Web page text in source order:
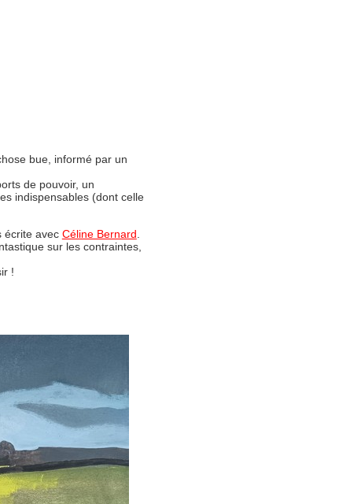
bue, informé par un
de pouvoir, un
indispensables (dont celle
écrite avec Céline Bernard
sur les contraintes,
!